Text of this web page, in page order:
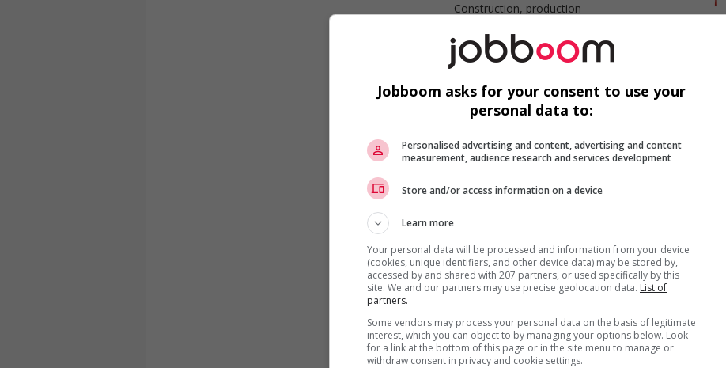
Construction, production
Machining tool operator, cnc
(computerized numerical control)
Construction, production
et manutention
Inventory control supervisor
Surrey, BC
Construction, production
et manutention
Jobboom asks for your consent to use your
personal data to:
Personalised advertising and content, advertising and content
measurement, audience research and services development
Store and/or access information on a device
Learn more
Your personal data will be processed and information from your device
(cookies, unique identifiers, and other device data) may be stored by,
accessed by and shared with 207 partners, or used specifically by this
site. We and our partners may use precise geolocation data. List of
partners.
Some vendors may process your personal data on the basis of legitimate
interest, which you can object to by managing your options below. Look
for a link at the bottom of this page or in the site menu to manage or
withdraw consent in privacy and cookie settings.